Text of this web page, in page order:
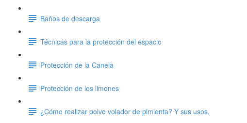
Baños de descarga
Técnicas para la protección del espacio
Protección de la Canela
Protección de los limones
¿Cómo realizar polvo volador de pimienta? Y sus usos.